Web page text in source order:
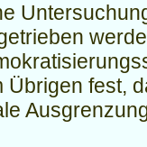
Übrigen fest,